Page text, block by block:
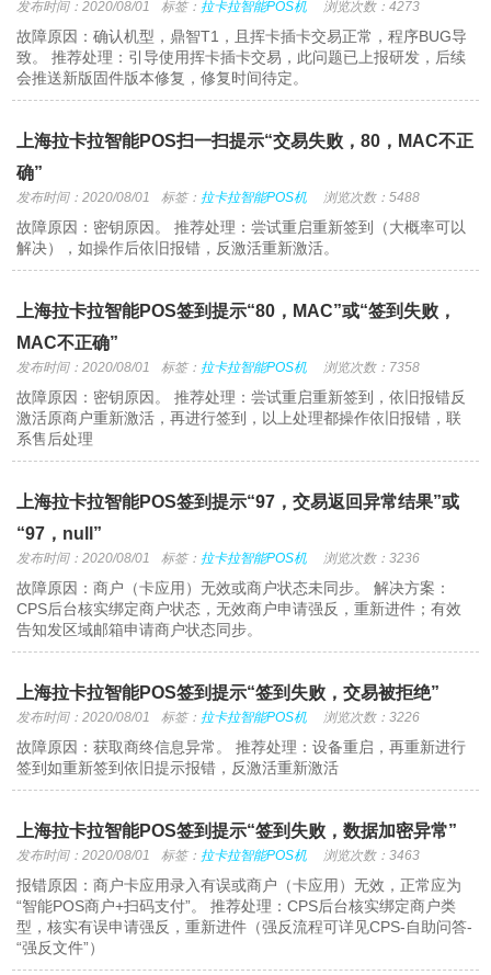
发布时间：2020/08/01 标签： 拉卡拉智能POS机 浏览次数：4273
故障原因：确认机型，鼎智T1，且挥卡插卡交易正常，程序BUG导
致。 推荐处理：引导使用挥卡插卡交易，此问题已上报研发，后续
会推送新版固件版本修复，修复时间待定。
上海拉卡拉智能POS扫一扫提示“交易失败，80，MAC不正
确”
发布时间：2020/08/01 标签： 拉卡拉智能POS机 浏览次数：5488
故障原因：密钥原因。 推荐处理：尝试重启重新签到（大概率可以
解决），如操作后依旧报错，反激活重新激活。
上海拉卡拉智能POS签到提示“80，MAC”或“签到失败，
MAC不正确”
发布时间：2020/08/01 标签： 拉卡拉智能POS机 浏览次数：7358
故障原因：密钥原因。 推荐处理：尝试重启重新签到，依旧报错反
激活原商户重新激活，再进行签到，以上处理都操作依旧报错，联
系售后处理
上海拉卡拉智能POS签到提示“97，交易返回异常结果”或
“97，null”
发布时间：2020/08/01 标签： 拉卡拉智能POS机 浏览次数：3236
故障原因：商户（卡应用）无效或商户状态未同步。 解决方案：
CPS后台核实绑定商户状态，无效商户申请强反，重新进件；有效
告知发区域邮箱申请商户状态同步。
上海拉卡拉智能POS签到提示“签到失败，交易被拒绝”
发布时间：2020/08/01 标签： 拉卡拉智能POS机 浏览次数：3226
故障原因：获取商终信息异常。 推荐处理：设备重启，再重新进行
签到如重新签到依旧提示报错，反激活重新激活
上海拉卡拉智能POS签到提示“签到失败，数据加密异常”
发布时间：2020/08/01 标签： 拉卡拉智能POS机 浏览次数：3463
报错原因：商户卡应用录入有误或商户（卡应用）无效，正常应为
“智能POS商户+扫码支付”。 推荐处理：CPS后台核实绑定商户类
型，核实有误申请强反，重新进件（强反流程可详见CPS-自助问答-
“强反文件”）